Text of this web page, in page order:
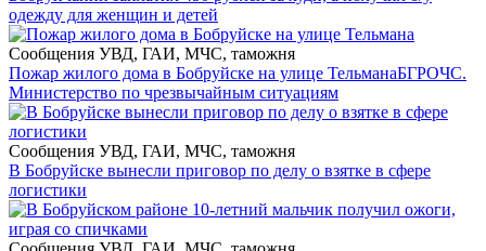
одежду для женщин и детей
Сообщения УВД, ГАИ, МЧС, таможня
Пожар жилого дома в Бобруйске на улице ТельманаБГРОЧС.
Министерство по чрезвычайным ситуациям
Сообщения УВД, ГАИ, МЧС, таможня
В Бобруйске вынесли приговор по делу о взятке в сфере
логистики